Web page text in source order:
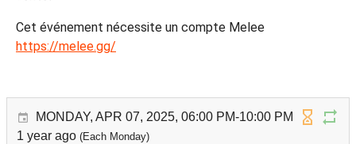
Cet événement nécessite un compte Melee
https://melee.gg/
MONDAY, APR 07, 2025, 06:00 PM-10:00 PM
1 year ago (Each Monday)